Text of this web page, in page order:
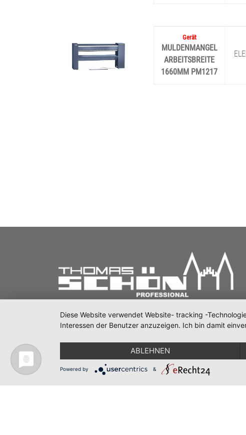
MULDENMANGEL
ARBEITSBREITE
1660MM PM1217
Copyright
Diese Website verwendet Website- tracking -
Interessen der Benutzer anzuzeigen. Ich bin damit
ABLEHNEN
Powered by &